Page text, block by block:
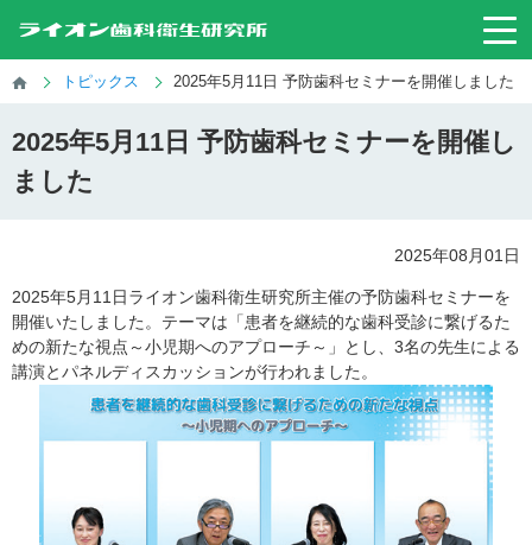
トピックス 2025年5月11日 予防歯科セミナーを開催しました
2025年5月11日 予防歯科セミナーを開催し
ました
2025年08月01日
2025年5月11日ライオン歯科衛生研究所主催の予防歯科セミナーを
開催いたしました。テーマは「患者を継続的な歯科受診に繋げるた
めの新たな視点～小児期へのアプローチ～」とし、3名の先生による
講演とパネルディスカッションが行われました。